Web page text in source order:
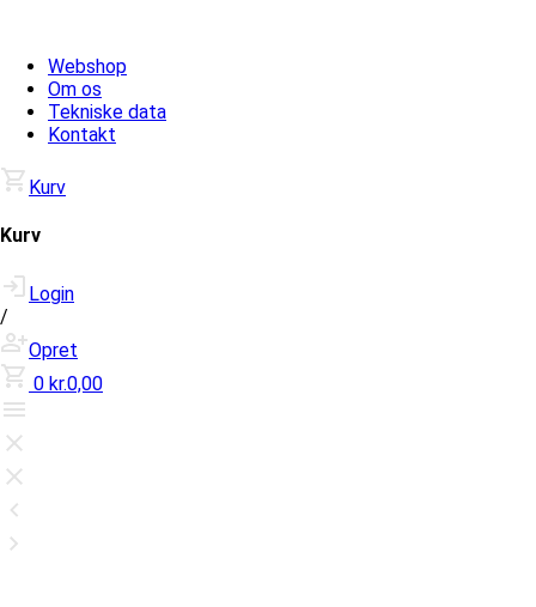
Webshop
Om os
Tekniske data
Kontakt
Kurv
Kurv
Login
/
Opret
0 kr.0,00